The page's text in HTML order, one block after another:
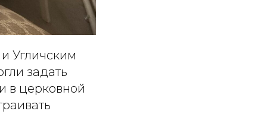
Угличским
задать
в церковной